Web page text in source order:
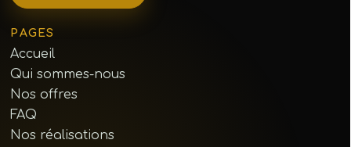
PAGES
Accueil
Qui sommes-nous
Nos offres
FAQ
Nos réalisations